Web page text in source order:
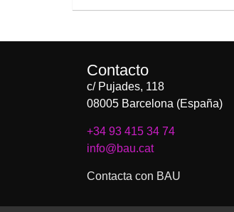
Contacto
c/ Pujades, 118
08005 Barcelona (España)
+34 93 415 34 74
info@bau.cat
Contacta con BAU